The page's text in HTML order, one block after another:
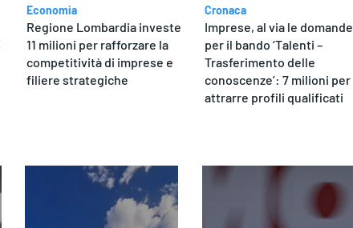
Economia
Regione Lombardia investe
11 milioni per rafforzare la
competitività di imprese e
filiere strategiche
Cronaca
Imprese, al via le domande
per il bando ‘Talenti –
Trasferimento delle
conoscenze’: 7 milioni per
attrarre profili qualificati